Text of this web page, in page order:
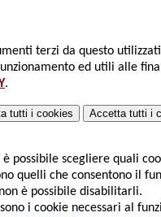
terzi da questo
ed utili alle
.
tutti i cookies Accetta tutti i
è possibile scegliere quali
quelli che consentono il
è possibile disabilitarli.
i cookie necessari al